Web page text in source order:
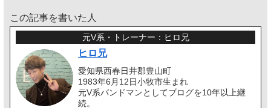
この記事を書いた人
元V系・トレーナー：ヒロ兄
ヒロ兄
愛知県西春日井郡豊山町
1983年6月12日小牧市生まれ
元V系バンドマンとしてブログを10年以上継
続。